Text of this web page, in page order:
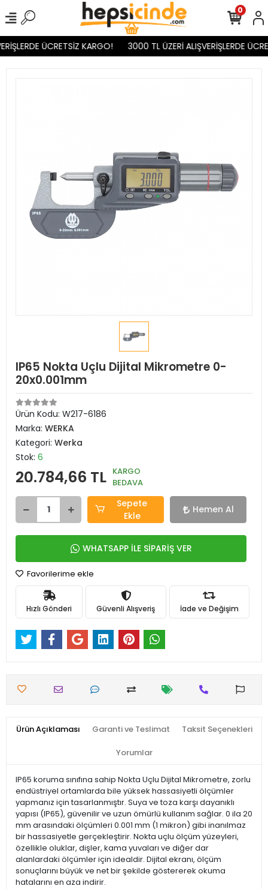
ÜCRETSİZ KARGO! 3000 TL ÜZERİ ALIŞVERİŞLERDE
0
IP65 Nokta Uçlu Dijital Mikrometre 0-
20x0.001mm
Ürün Kodu: W217-6186
Marka: WERKA
Kategori: Werka
Stok: 6
20.784,66 TL KARGO
BEDAVA
Sepete
Ekle
Hemen Al
WHATSAPP İLE SİPARİŞ VER
Favorilerime ekle
Hızlı Gönderi Güvenli Alışveriş İade ve Değişim
Ürün Açıklaması Garanti ve Teslimat Taksit Seçenekleri
Yorumlar
IP65 koruma sınıfına sahip Nokta Uçlu Dijital Mikrometre, zorlu
endüstriyel ortamlarda bile yüksek hassasiyetli ölçümler
yapmanız için tasarlanmıştır. Suya ve toza karşı dayanıklı
yapısı (IP65), güvenilir ve uzun ömürlü kullanım sağlar. 0 ila 20
mm arasındaki ölçümleri 0.001 mm (1 mikron) gibi inanılmaz
bir hassasiyetle gerçekleştirir. Nokta uçlu ölçüm yüzeyleri,
özellikle oluklar, dişler, kama yuvaları ve diğer dar
alanlardaki ölçümler için idealdir. Dijital ekranı, ölçüm
sonuçlarını büyük ve net bir şekilde göstererek okuma
hatalarını en aza indirir.